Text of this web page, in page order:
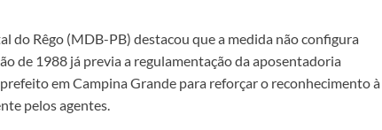
do Rêgo (MDB-PB) destacou que a medida não configura
de 1988 já previa a regulamentação da aposentadoria
em Campina Grande para reforçar o reconhecimento à
pelos agentes.